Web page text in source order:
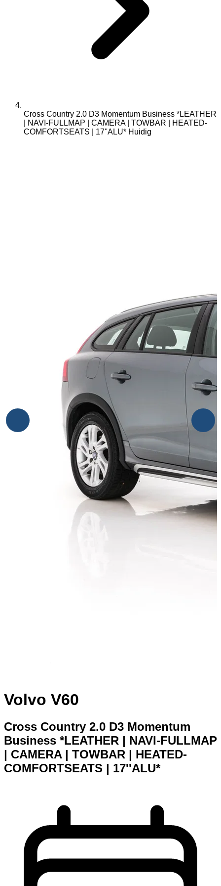
Cross Country 2.0 D3 Momentum Business *LEATHER
| NAVI-FULLMAP | CAMERA | TOWBAR | HEATED-
COMFORTSEATS | 17''ALU* Huidig
Volvo V60
Cross Country 2.0 D3 Momentum
Business *LEATHER | NAVI-FULLMAP
| CAMERA | TOWBAR | HEATED-
COMFORTSEATS | 17''ALU*